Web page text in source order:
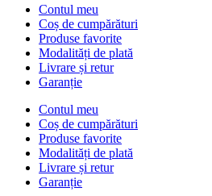
Contul meu
Coș de cumpărături
Produse favorite
Modalități de plată
Livrare și retur
Garanție
Contul meu
Coș de cumpărături
Produse favorite
Modalități de plată
Livrare și retur
Garanție